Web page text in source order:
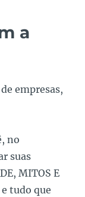
a
empresas,
no
suas
MITOS E
e tudo que